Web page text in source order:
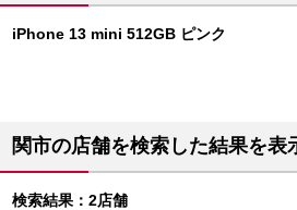
iPhone 13 mini 512GB ピンク
関市の店舗を検索した結果を表
検索結果：2店舗